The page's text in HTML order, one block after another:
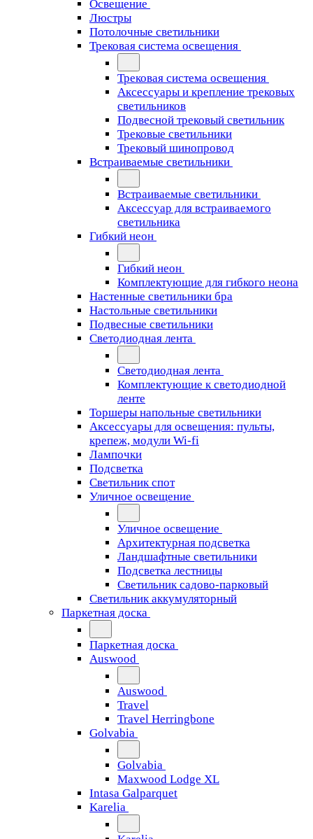
Освещение
Люстры
Потолочные светильники
Трековая система освещения
Трековая система освещения
Аксессуары и крепление трековых
светильников
Подвесной трековый светильник
Трековые светильники
Трековый шинопровод
Встраиваемые светильники
Встраиваемые светильники
Аксессуар для встраиваемого
светильника
Гибкий неон
Гибкий неон
Комплектующие для гибкого неона
Настенные светильники бра
Настольные светильники
Подвесные светильники
Светодиодная лента
Светодиодная лента
Комплектующие к светодиодной
ленте
Торшеры напольные светильники
Аксессуары для освещения: пульты,
крепеж, модули Wi-fi
Лампочки
Подсветка
Светильник спот
Уличное освещение
Уличное освещение
Архитектурная подсветка
Ландшафтные светильники
Подсветка лестницы
Светильник садово-парковый
Светильник аккумуляторный
Паркетная доска
Паркетная доска
Auswood
Auswood
Travel
Travel Herringbone
Golvabia
Golvabia
Maxwood Lodge XL
Intasa Galparquet
Karelia